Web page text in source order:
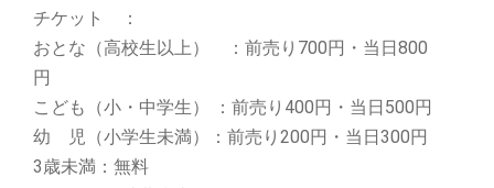
チケット ：
おとな（高校生以上） ：前売り700円・当日800
円
こども（小・中学生） ：前売り400円・当日500円
幼 児（小学生未満）：前売り200円・当日300円
3歳未満：無料